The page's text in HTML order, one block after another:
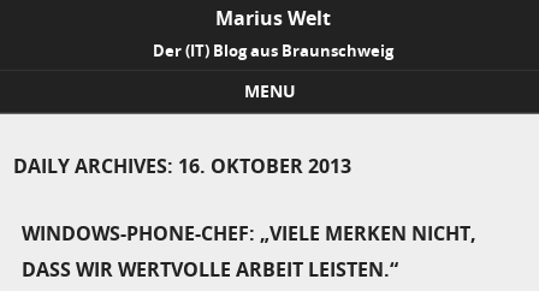
Marius Welt
Der (IT) Blog aus Braunschweig
MENU
DAILY ARCHIVES: 16. OKTOBER 2013
WINDOWS-PHONE-CHEF: „VIELE MERKEN NICHT,
DASS WIR WERTVOLLE ARBEIT LEISTEN.“